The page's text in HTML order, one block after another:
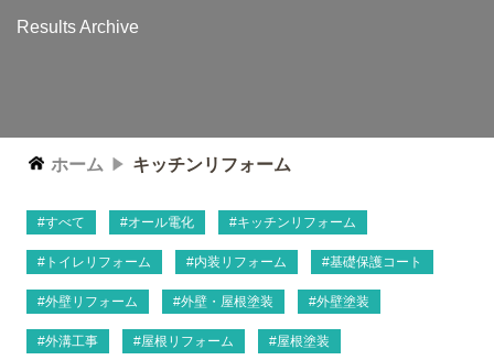
Results Archive
ホーム キッチンリフォーム
すべて オール電化 キッチンリフォーム
トイレリフォーム 内装リフォーム 基礎保護コート
外壁リフォーム 外壁・屋根塗装 外壁塗装
外溝工事 屋根リフォーム 屋根塗装